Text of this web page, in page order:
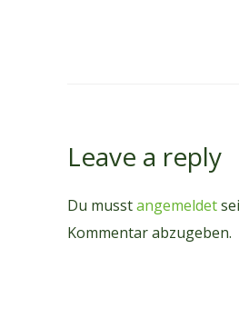
Leave a reply
Du musstangemeldet
Kommentar abzugeben.